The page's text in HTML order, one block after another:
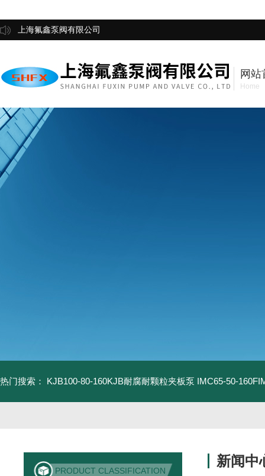
上海氟鑫泵阀有限公司
网站
Home
热门搜索： KJB100-80-160KJB耐腐耐颗粒夹板泵 IMC65-50-
PRODUCT CLASSIFICATION
新闻中